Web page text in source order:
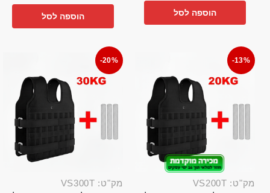
הוספה לסל הוספה לסל
-13%
מק"ט: VS200T
-20%
מק"ט: VS300T